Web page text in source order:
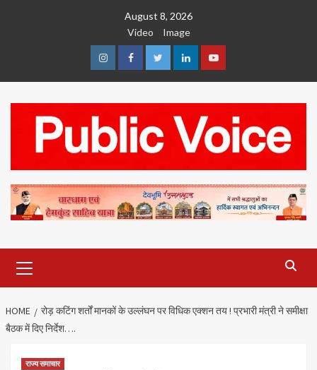
August 8, 2026
Video
Image
InstagramFacebookTwitterLinkedinYoutube
Menu
HOME
रोड़ कटिंग शर्तों मानकों के उल्लंघन पर विधिक एक्शन तय ! प्रभारी मंत्री ने समीक्षा
बैठक में दिए निर्देश….
राज्य समाचार